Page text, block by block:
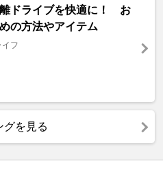
ドライブを快適に！ お
の方法やアイテム
イフ
グを見る